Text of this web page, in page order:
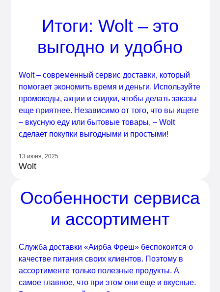
Итоги: Wolt – это
выгодно и удобно
Wolt – современный сервис доставки, который
помогает экономить время и деньги. Используйте
промокоды, акции и скидки, чтобы делать заказы
еще приятнее. Независимо от того, что вы ищете
– вкусную еду или бытовые товары, – Wolt
сделает покупки выгодными и простыми!
13 июня, 2025
Wolt
Особенности сервиса
и ассортимент
Служба доставки «Аирба Фреш» беспокоится о
качестве питания своих клиентов. Поэтому в
ассортименте только полезные продукты. А
самое главное, что при этом они еще и вкусные.